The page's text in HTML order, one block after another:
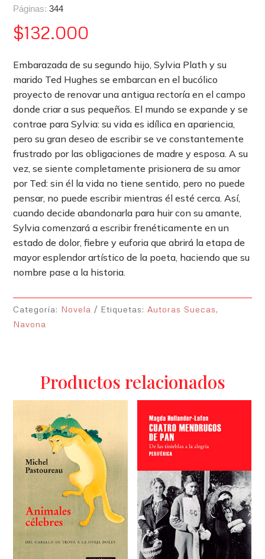
Páginas:344
$132.000
Embarazada de su segundo hijo, Sylvia Plath y su
marido Ted Hughes se embarcan en el bucólico
proyecto de renovar una antigua rectoría en el campo
donde criar a sus pequeños. El mundo se expande y se
contrae para Sylvia: su vida es idílica en apariencia,
pero su gran deseo de escribir se ve constantemente
frustrado por las obligaciones de madre y esposa. A su
vez, se siente completamente prisionera de su amor
por Ted: sin él la vida no tiene sentido, pero no puede
pensar, no puede escribir mientras él esté cerca. Así,
cuando decide abandonarla para huir con su amante,
Sylvia comenzará a escribir frenéticamente en un
estado de dolor, fiebre y euforia que abrirá la etapa de
mayor esplendor artístico de la poeta, haciendo que su
nombre pase a la historia.
Categoría: Novela Etiquetas:Autoras Suecas,
Navona
Productos relacionados